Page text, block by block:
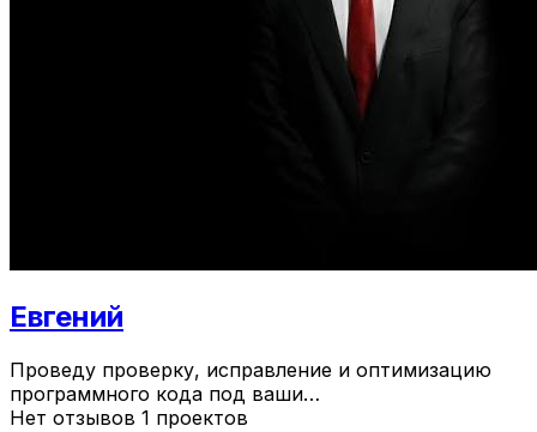
Евгений
Проведу проверку, исправление и оптимизацию
программного кода под ваши…
Нет отзывов 1 проектов